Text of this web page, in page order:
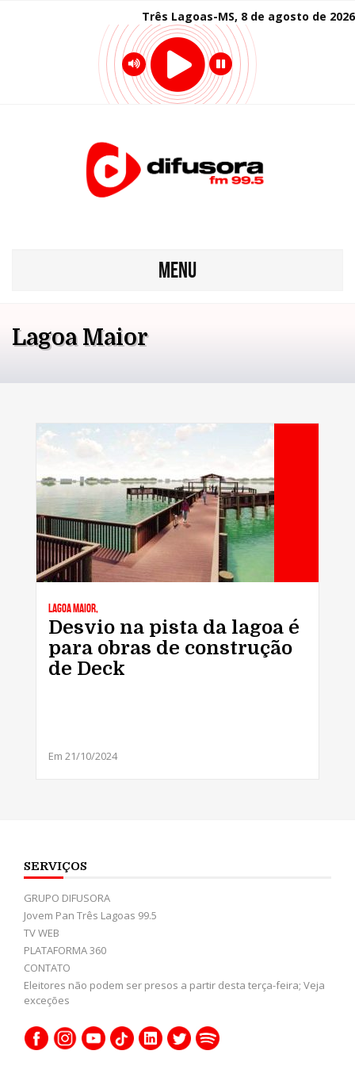
Três Lagoas-MS, 8 de agosto de 2026
MENU
Lagoa Maior
Lagoa Maior,
Desvio na pista da lagoa é
para obras de construção
de Deck
Em 21/10/2024
SERVIÇOS
GRUPO DIFUSORA
Jovem Pan Três Lagoas 99.5
TV WEB
PLATAFORMA 360
CONTATO
Eleitores não podem ser presos a partir desta terça-feira; Veja
exceções